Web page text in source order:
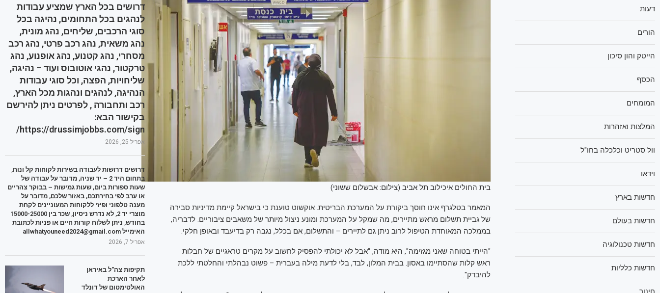
בית החולים איכילוב תל אביב (צילום: אבשלום ששוני)
המאמר בטלגרף אינו חוסך ביקורת על המערכת הבריטית. אוקשוט טוענת כי בישראל קיימת מדיניות סבירה
של גביית תשלום מראש מתיירים, מה שמקל על המערכת ומונע ניצול מיותר של משאבים ציבוריים. לדבריה,
בממלכה המאוחדת הטיפול לרוב ניתן גם לתיירים – והתשלום, אם בכלל, נגבה רק בדיעבד ובאופן חלקי.
"הייתי בטוחה שאני מגזימה", היא מודה, "אבל לא יכולתי להפסיק לחשוב על מקרים טראגיים של חבלות
ראש קלות שהסתיימו באסון. בבית המלון, לבד, בלי לדעת מילה בעברית – פשוט נבהלתי והחלטתי ללכת
להיבדק".
דרושים בכל הארץ שמציע עבודות
לנהגים בכל התחומים, נהיגה בכל
סוגי הרכבים, שליחים, נהג מונית,
נהג משאית, נהג רכב פרטי, נהג רכב
מסחרי, נהג קטנוע, נהג אופנוע, נהג
טרקטור, נהגי אוטובוס ועוד – נהיגה,
שליחויות, הפצה, וכל סוגי עבודות
הנהיגה, לנהגים ונהגות מכל הארץ,
רכב ותחבורה , לפרטים ניתן להירשם
בקישור הבא:
https://drussimjobbs.com/sign/
אפריל 25, 2026
דרושים דרושות לעבודה בשירות לקוחות קל ונוח,
בתחום היד 2 – יד שניה, מדובר על עבודה של
שעות ספורות ביום, שעות גמישות – בבוקר צהריים
או ערב לפי בחירתכם, באזור שלכם, מדובר על
מענה טלפוני ופיזי ללקוחות המעוניינים לקחת
מוצרי יד 2, לא נדרש ניסיון, שכר בין 15000-25000
בחודש, ניתן לשלוח קורות חיים או פניות לכתובת
האימייל allwhatyouneed2024@gmail.com
אפריל 7, 2026
תקיפות צה"ל באיראן
לאחר הארכת
האולטימטום של דונלד
דעות
הורים
הייטק והון סיכון
הכסף
המומחים
המלצות ואזהרות
וול סטריט וכלכלה בחו"ל
וידאו
חדשות בארץ
חדשות בעולם
חדשות טכנולוגיה
חדשות כלליות